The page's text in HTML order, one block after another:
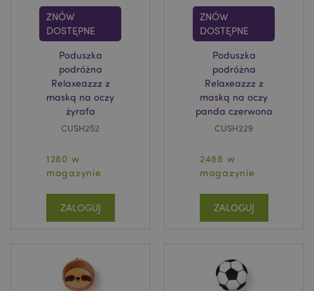
ZNÓW
DOSTĘPNE
Poduszka
podróżna
Relaxeazzz z
maską na oczy
żyrafa
CUSH252
1280 w
magazynie
ZALOGUJ
ZNÓW
DOSTĘPNE
Poduszka
podróżna
Relaxeazzz z
maską na oczy
panda czerwona
CUSH229
2488 w
magazynie
ZALOGUJ